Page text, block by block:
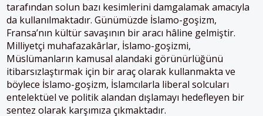
tarafından solun bazı kesimlerini damgalamak amacıyla
da kullanılmaktadır. Günümüzde İslamo-goşizm,
Fransa’nın kültür savaşının bir aracı hâline gelmiştir.
Milliyetçi muhafazakârlar, İslamo-goşizmi,
Müslümanların kamusal alandaki görünürlüğünü
itibarsızlaştırmak için bir araç olarak kullanmakta ve
böylece İslamo-goşizm, İslamcılarla liberal solcuları
entelektüel ve politik alandan dışlamayı hedefleyen bir
sentez olarak karşımıza çıkmaktadır.